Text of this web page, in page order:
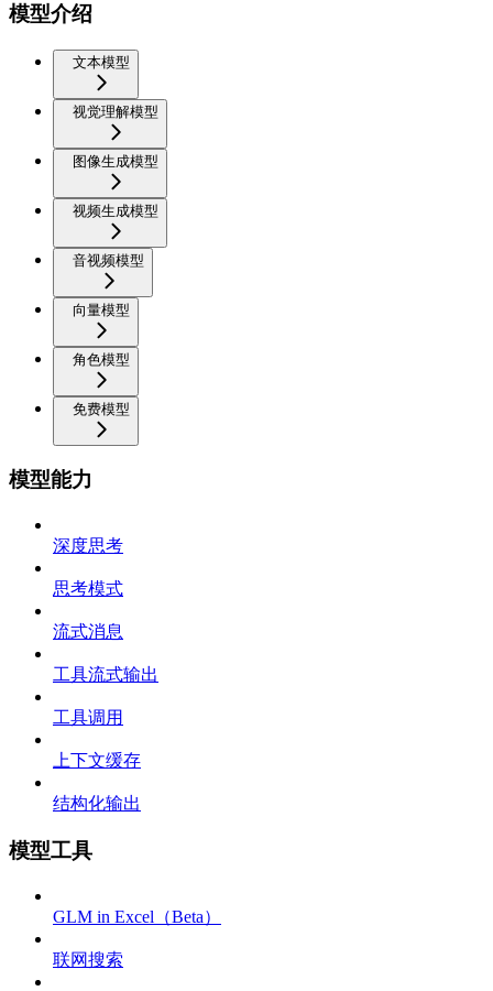
模型介绍
文本模型
视觉理解模型
图像生成模型
视频生成模型
音视频模型
向量模型
角色模型
免费模型
模型能力
深度思考
思考模式
流式消息
工具流式输出
工具调用
上下文缓存
结构化输出
模型工具
GLM in Excel（Beta）
联网搜索